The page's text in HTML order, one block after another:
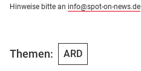
Hinweise bitte an info@spot-on-news.de
Themen: ARD